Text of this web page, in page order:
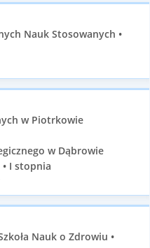
Nauk Stosowanych •
w Piotrkowie
w Dąbrowie
I stopnia
Nauk o Zdrowiu •